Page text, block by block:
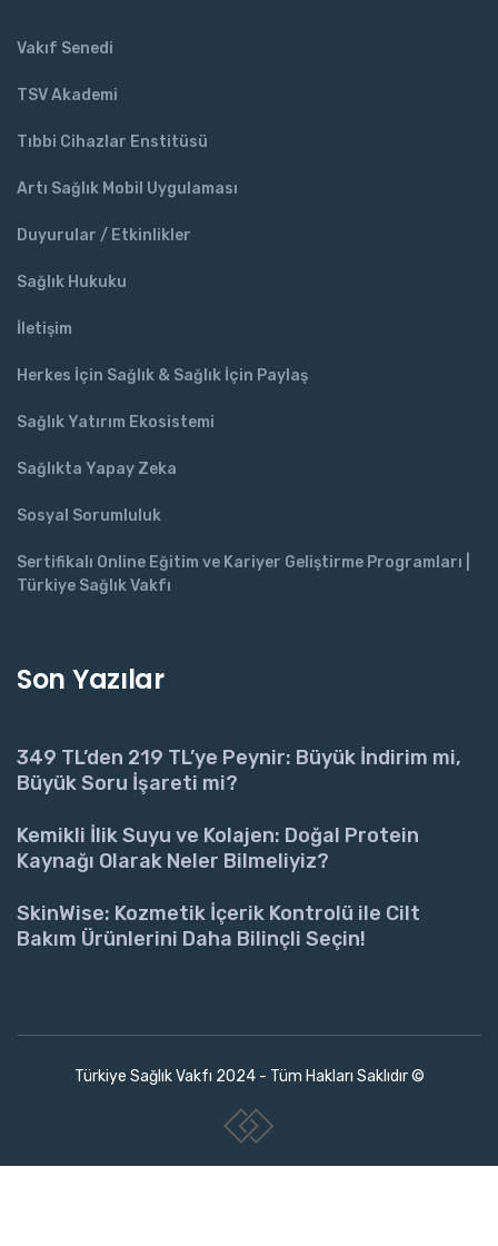
Vakıf Senedi
TSV Akademi
Tıbbi Cihazlar Enstitüsü
Artı Sağlık Mobil Uygulaması
Duyurular / Etkinlikler
Sağlık Hukuku
İletişim
Herkes İçin Sağlık & Sağlık İçin Paylaş
Sağlık Yatırım Ekosistemi
Sağlıkta Yapay Zeka
Sosyal Sorumluluk
Sertifikalı Online Eğitim ve Kariyer Geliştirme Programları |
Türkiye Sağlık Vakfı
Son Yazılar
349 TL’den 219 TL’ye Peynir: Büyük İndirim mi,
Büyük Soru İşareti mi?
Kemikli İlik Suyu ve Kolajen: Doğal Protein
Kaynağı Olarak Neler Bilmeliyiz?
SkinWise: Kozmetik İçerik Kontrolü ile Cilt
Bakım Ürünlerini Daha Bilinçli Seçin!
Türkiye Sağlık Vakfı 2024 - Tüm Hakları Saklıdır ©
www.collectivepeople.com.tr